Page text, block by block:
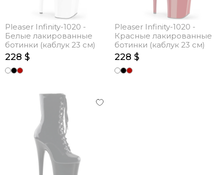
Pleaser Infinity-1020 -
Белые лакированные
ботинки (каблук 23 см)
228 $
Pleaser Infinity-1020 -
Красные лакированные
ботинки (каблук 23 см)
228 $